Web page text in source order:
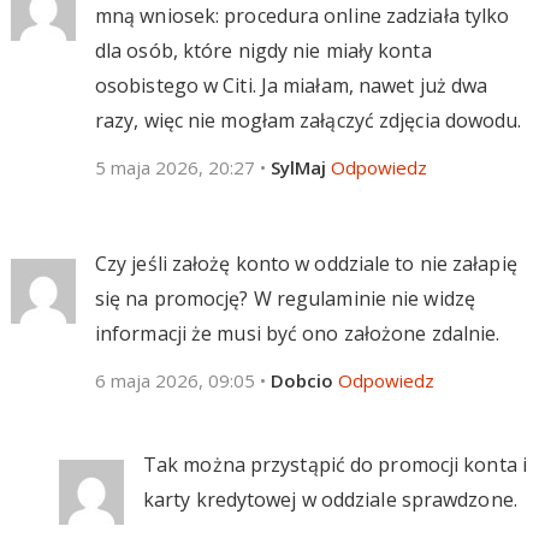
mną wniosek: procedura online zadziała tylko
dla osób, które nigdy nie miały konta
osobistego w Citi. Ja miałam, nawet już dwa
razy, więc nie mogłam załączyć zdjęcia dowodu.
5 maja 2026, 20:27 • SylMaj Odpowiedz
Czy jeśli założę konto w oddziale to nie załapię
się na promocję? W regulaminie nie widzę
informacji że musi być ono założone zdalnie.
6 maja 2026, 09:05 • Dobcio Odpowiedz
Tak można przystąpić do promocji konta i
karty kredytowej w oddziale sprawdzone.